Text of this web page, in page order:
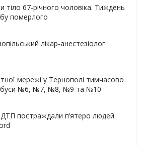
тіло 67-річного чоловіка. Тиждень
померлого
лікар-анестезіолог
мережі у Тернополі тимчасово
№6, №7, №8, №9 та №10
постраждали п’ятеро людей: